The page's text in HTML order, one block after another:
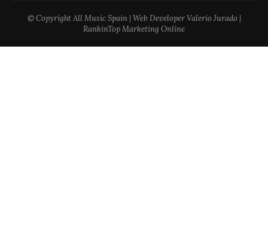
© Copyright All Music Spain | Web Developer Valerio Jurado |
RankinTop Marketing Online